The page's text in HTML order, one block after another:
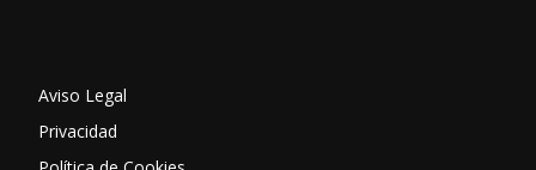
Aviso Legal
Privacidad